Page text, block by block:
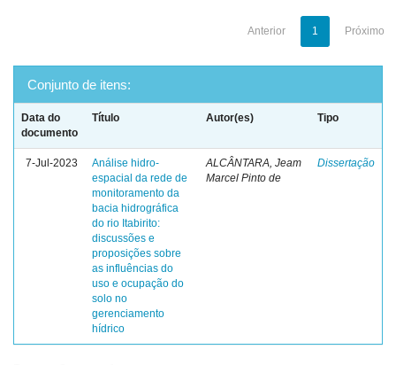
Anterior 1 Próximo
Conjunto de itens:
Data do
documento
Título Autor(es) Tipo
7-Jul-2023
Análise hidro-
espacial da rede de
monitoramento da
bacia hidrográfica
do rio Itabirito:
discussões e
proposições sobre
as influências do
uso e ocupação do
solo no
gerenciamento
hídrico
ALCÂNTARA, Jeam
Marcel Pinto de
Dissertação